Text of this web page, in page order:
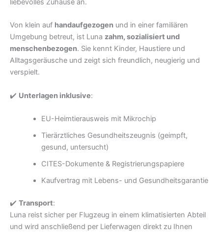
liebevolles Zuhause an.
Von klein auf handaufgezogen und in einer familiären
Umgebung betreut, ist Luna zahm, sozialisiert und
menschenbezogen. Sie kennt Kinder, Haustiere und
Alltagsgeräusche und zeigt sich freundlich, neugierig und
verspielt.
✔️ Unterlagen inklusive:
EU-Heimtierausweis mit Mikrochip
Tierärztliches Gesundheitszeugnis (geimpft,
gesund, untersucht)
CITES-Dokumente & Registrierungspapiere
Kaufvertrag mit Lebens- und Gesundheitsgarantie
✔️ Transport:
Luna reist sicher per Flugzeug in einem klimatisierten Abteil
und wird anschließend per Lieferwagen direkt zu Ihnen